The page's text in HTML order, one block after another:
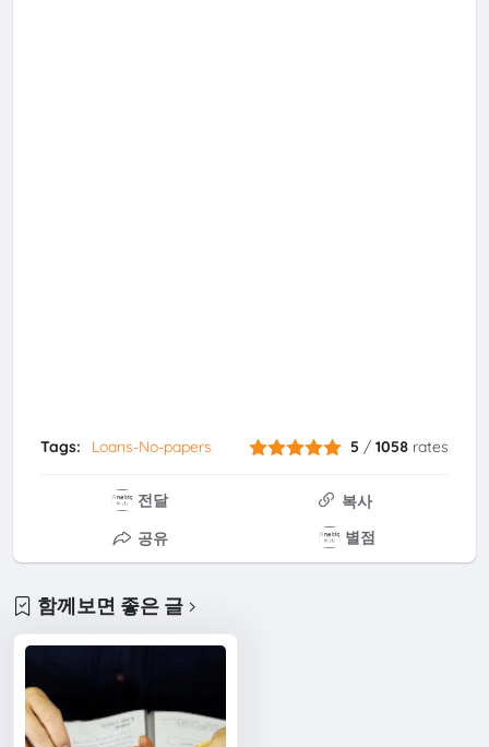
Tags: Loans-No-papers 5 /1058 rates
전달
복사
공유
별점
함께보면 좋은 글